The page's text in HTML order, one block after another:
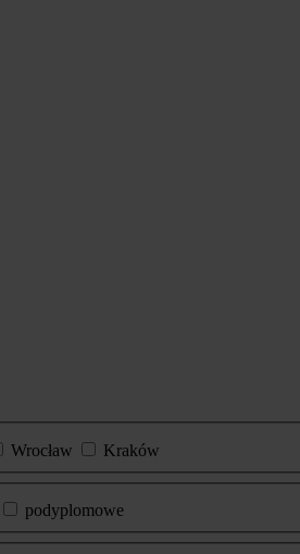
Wrocław
Kraków
podyplomowe